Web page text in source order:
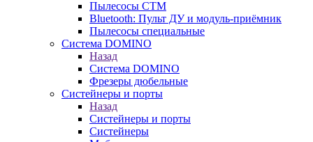
Пылесосы CTM
Bluetooth: Пульт ДУ и модуль-приёмник
Пылесосы специальные
Система DOMINO
Назад
Система DOMINO
Фрезеры дюбельные
Систейнеры и порты
Назад
Систейнеры и порты
Систейнеры